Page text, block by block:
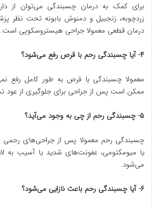
برای کمک به درمان چسبندگی می‌توان از
زردچوبه، زنجبیل و دمنوش بابونه تحت نظر
درمان قطعی معمولا جراحی هیستروسکوپی است.
۴- آیا چسبندگی رحم با قرص رفع می‌شود؟
معمولا چسبندگی با قرص به طور کامل رفع
ممکن است پس از جراحی برای جلوگیری از عود
۵- چسبندگی رحم از چی به وجود می‌آید؟
چسبندگی رحم معمولا پس از جراحی‌های رحمی
یا میومکتومی، عفونت‌های شدید یا آسیب به
می‌شود.
۶- آیا چسبندگی رحم باعث نازایی می‌شود؟